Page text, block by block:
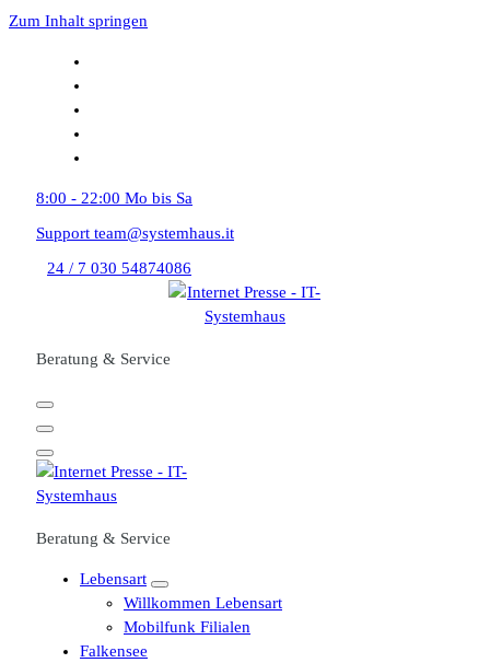
Zum Inhalt springen
8:00 - 22:00 Mo bis Sa
Support team@systemhaus.it
24 / 7 030 54874086
Beratung & Service
Beratung & Service
Lebensart
Willkommen Lebensart
Mobilfunk Filialen
Falkensee